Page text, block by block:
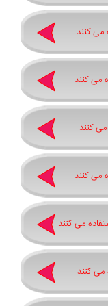
می کنند
می کنند
کنند
می کنند
می کنند
می کنند